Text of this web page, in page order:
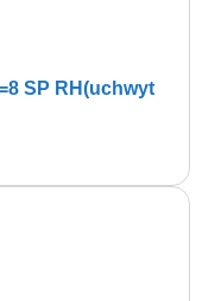
SP RH(uchwyt